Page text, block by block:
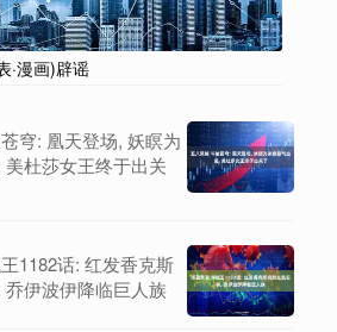
·漫画)辟谣
穹: 凰天登场, 妖瞑为
杜莎女王终于出关
1182话: 红发香克斯
伊波伊降临巨人族